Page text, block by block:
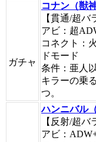
ガチャ
コナン（獣
【貫通/超バ
アビ：超
コネクト：
ドモード
条件：亜人
キラーの乗
つ。
ハンニバル
【反射/超バ
アビ：